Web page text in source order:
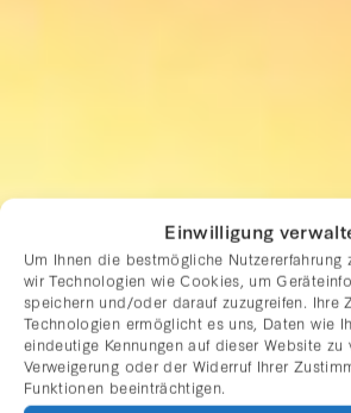
Einwilligung
Um Ihnen die bestmögliche Nutzererfahrung
wir Technologien wie Cookies, um
speichern und/oder darauf zuzugreifen. Ihre
Technologien ermöglicht es uns, Daten wie
eindeutige Kennungen auf dieser Website zu
Verweigerung oder der Widerruf Ihrer
Funktionen beeinträchtigen.